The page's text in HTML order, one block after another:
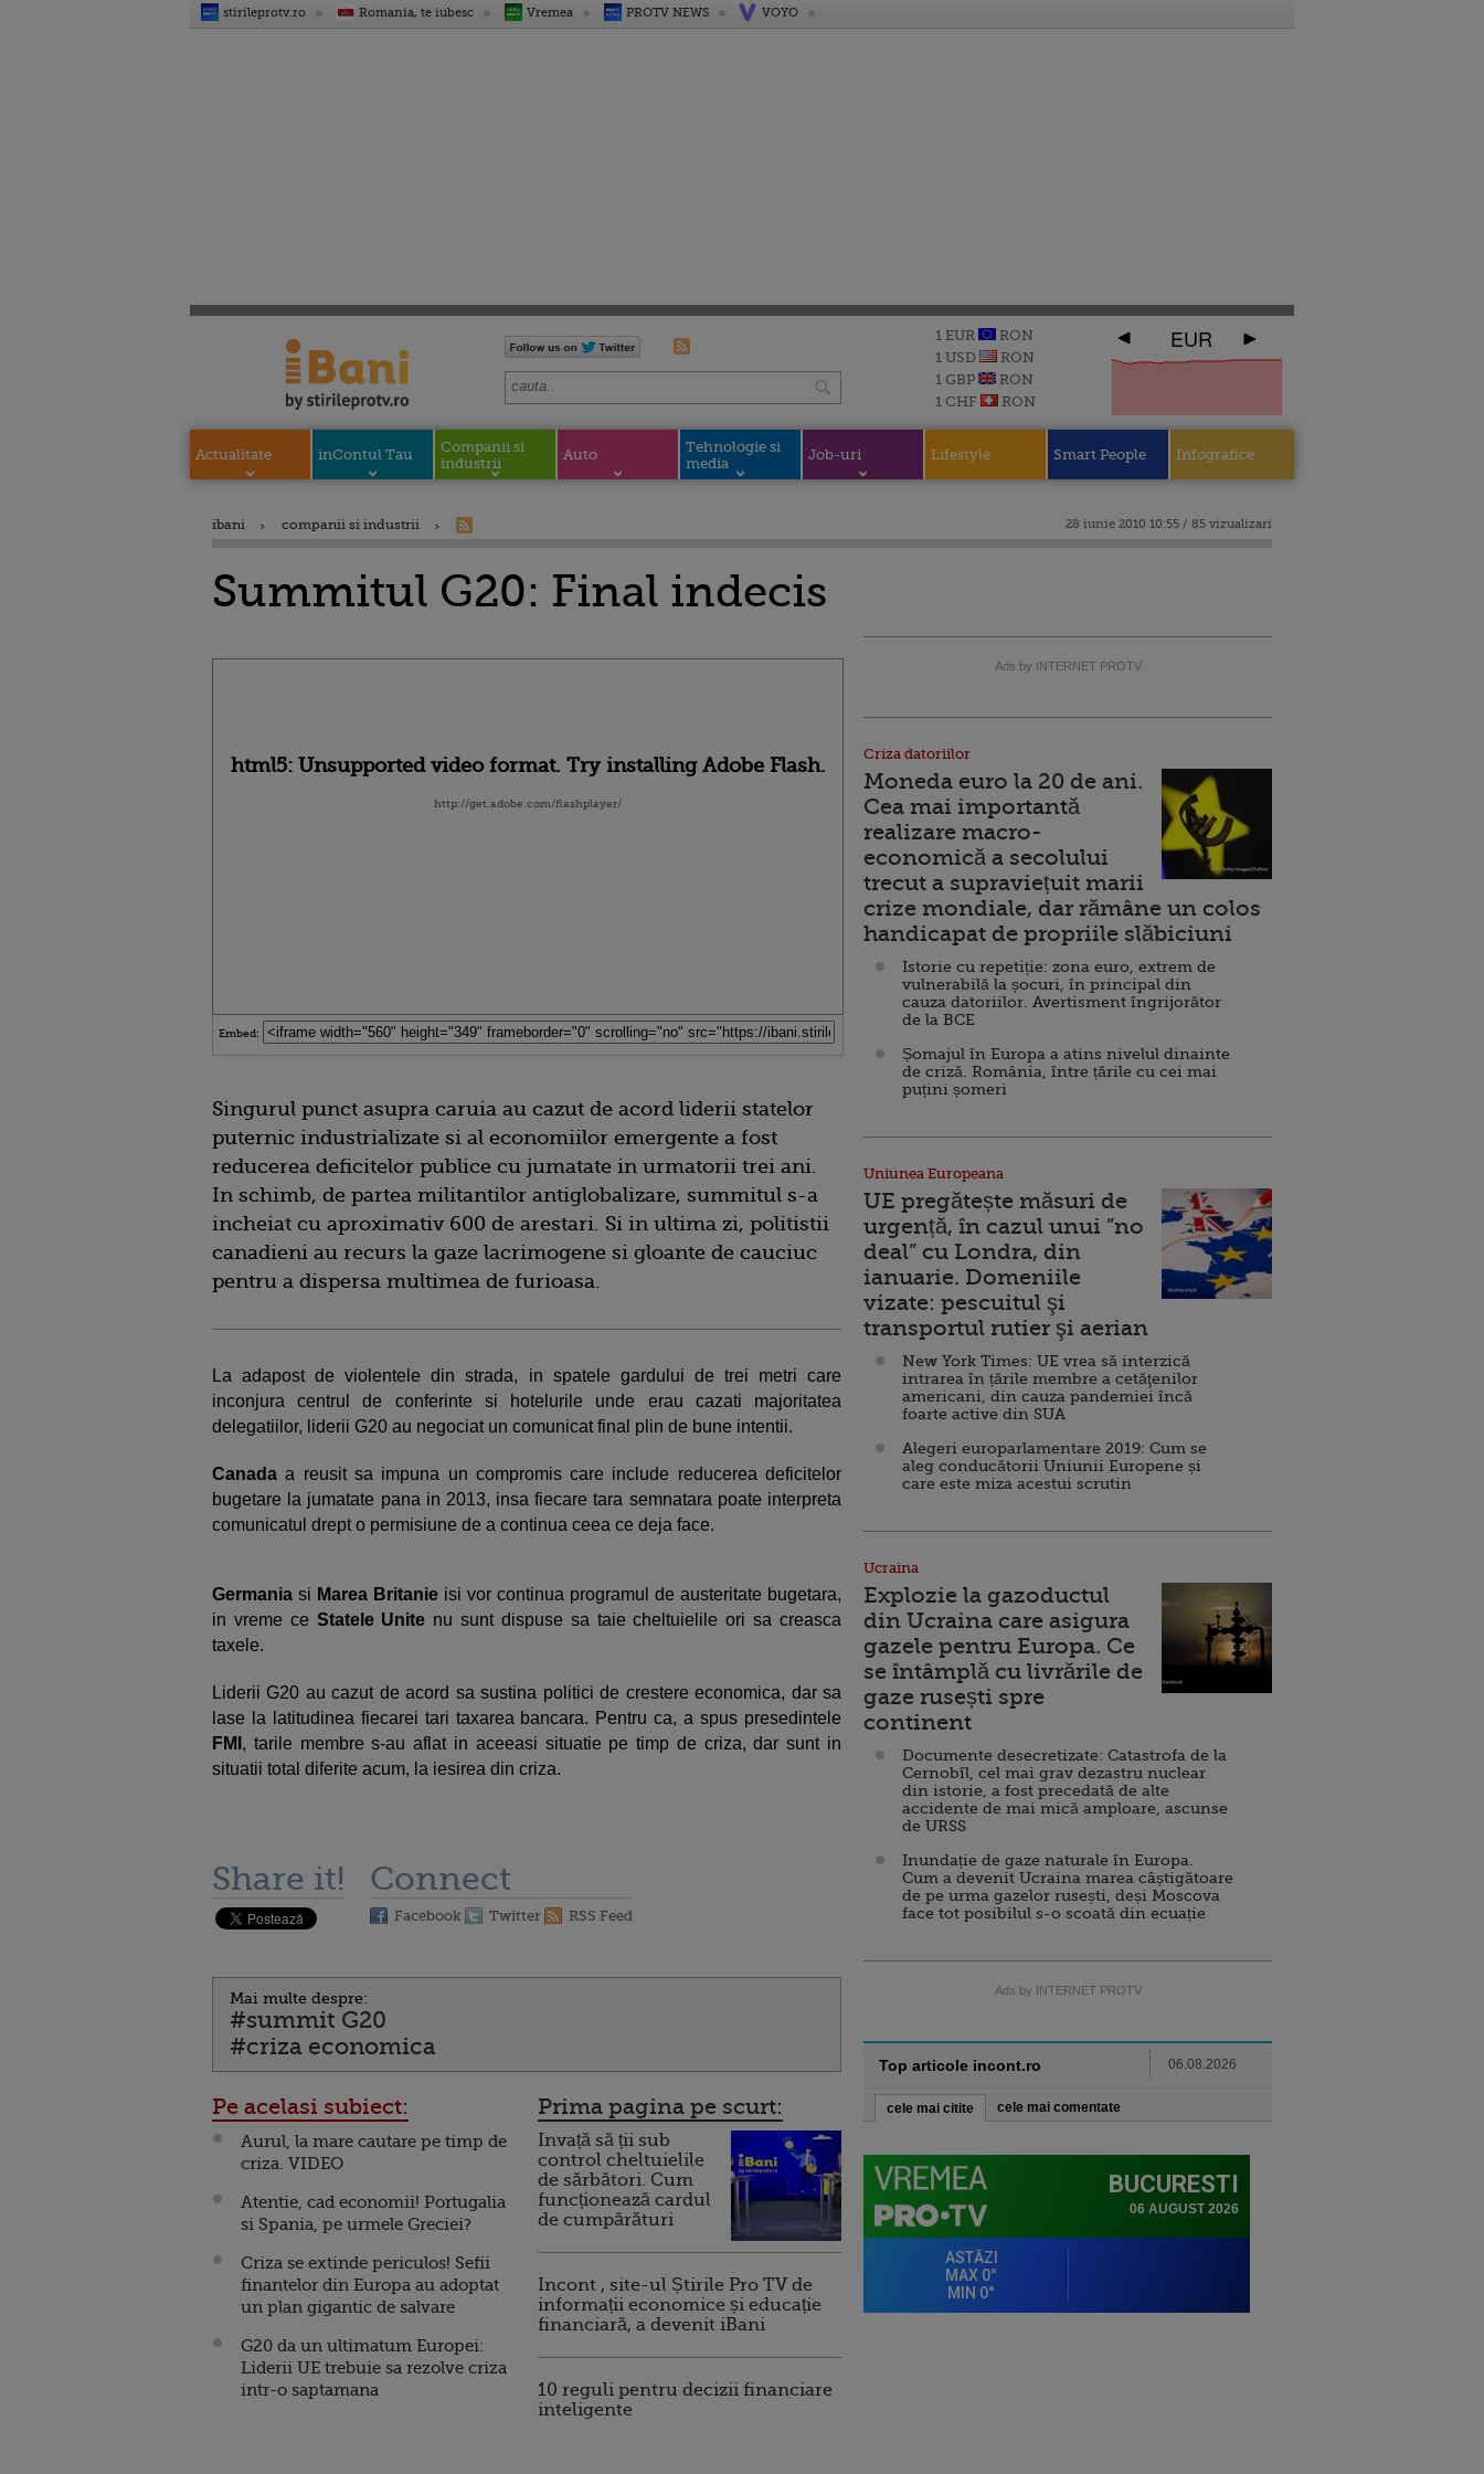
stirileprotv.ro Romania, te iubesc Vremea PROTV NEWS VOYO
1 EUR
RON
1 USD
RON
1 GBP
RON
1 CHF
RON
EUR
Actualitate inContul Tau
Companii si
industrii
Auto
Tehnologie si
media
Job-uri Lifestyle Smart People Infografice
ibani companii si industrii 28 iunie 2010 10:55 / 85 vizualizari
Summitul G20: Final indecis
html5: Unsupported video format. Try installing Adobe Flash.
http://get.adobe.com/flashplayer/
Embed:
Singurul punct asupra caruia au cazut de acord liderii statelor
puternic industrializate si al economiilor emergente a fost
reducerea deficitelor publice cu jumatate in urmatorii trei ani.
In schimb, de partea militantilor antiglobalizare, summitul s-a
incheiat cu aproximativ 600 de arestari. Si in ultima zi, politistii
canadieni au recurs la gaze lacrimogene si gloante de cauciuc
pentru a dispersa multimea de furioasa.
La adapost de violentele din strada, in spatele gardului de trei metri care
inconjura centrul de conferinte si hotelurile unde erau cazati majoritatea
delegatiilor, liderii G20 au negociat un comunicat final plin de bune intentii.
Canada a reusit sa impuna un compromis care include reducerea deficitelor
bugetare la jumatate pana in 2013, insa fiecare tara semnatara poate interpreta
comunicatul drept o permisiune de a continua ceea ce deja face.
Germania si Marea Britanie isi vor continua programul de austeritate bugetara,
in vreme ce Statele Unite nu sunt dispuse sa taie cheltuielile ori sa creasca
taxele.
Liderii G20 au cazut de acord sa sustina politici de crestere economica, dar sa
lase la latitudinea fiecarei tari taxarea bancara. Pentru ca, a spus presedintele
FMI , tarile membre s-au aflat in aceeasi situatie pe timp de criza, dar sunt in
situatii total diferite acum, la iesirea din criza.
Share it! Connect
Facebook Twitter RSS Feed
Mai multe despre:
#summit G20
#criza economica
Pe acelasi subiect:
Aurul, la mare cautare pe timp de
criza. VIDEO
Atentie, cad economii! Portugalia
si Spania, pe urmele Greciei?
Criza se extinde periculos! Sefii
finantelor din Europa au adoptat
un plan gigantic de salvare
G20 da un ultimatum Europei:
Liderii UE trebuie sa rezolve criza
intr-o saptamana
Prima pagina pe scurt:
Invață să ții sub
control cheltuielile
de sărbători. Cum
funcționează cardul
de cumpărături
Incont , site-ul Știrile Pro TV de
informații economice și educație
financiară, a devenit iBani
10 reguli pentru decizii financiare
inteligente
Ads by INTERNET PROTV
Criza datoriilor
Moneda euro la 20 de ani.
Cea mai importantă
realizare macro-
economică a secolului
trecut a supraviețuit marii
crize mondiale, dar rămâne un colos
handicapat de propriile slăbiciuni
Istorie cu repetiție: zona euro, extrem de
vulnerabilă la șocuri, în principal din
cauza datoriilor. Avertisment îngrijorător
de la BCE
Șomajul în Europa a atins nivelul dinainte
de criză. România, între țările cu cei mai
puțini șomeri
Uniunea Europeana
UE pregătește măsuri de
urgență, în cazul unui ”no
deal” cu Londra, din
ianuarie. Domeniile
vizate: pescuitul şi
transportul rutier şi aerian
New York Times: UE vrea să interzică
intrarea în țările membre a cetăţenilor
americani, din cauza pandemiei încă
foarte active din SUA
Alegeri europarlamentare 2019: Cum se
aleg conducătorii Uniunii Europene și
care este miza acestui scrutin
Ucraina
Explozie la gazoductul
din Ucraina care asigura
gazele pentru Europa. Ce
se întâmplă cu livrările de
gaze rusești spre
continent
Documente desecretizate: Catastrofa de la
Cernobîl, cel mai grav dezastru nuclear
din istorie, a fost precedată de alte
accidente de mai mică amploare, ascunse
de URSS
Inundație de gaze naturale în Europa.
Cum a devenit Ucraina marea câștigătoare
de pe urma gazelor rusești, deși Moscova
face tot posibilul s-o scoată din ecuație
Ads by INTERNET PROTV
Top articole incont.ro 06.08.2026
cele mai citite cele mai comentate